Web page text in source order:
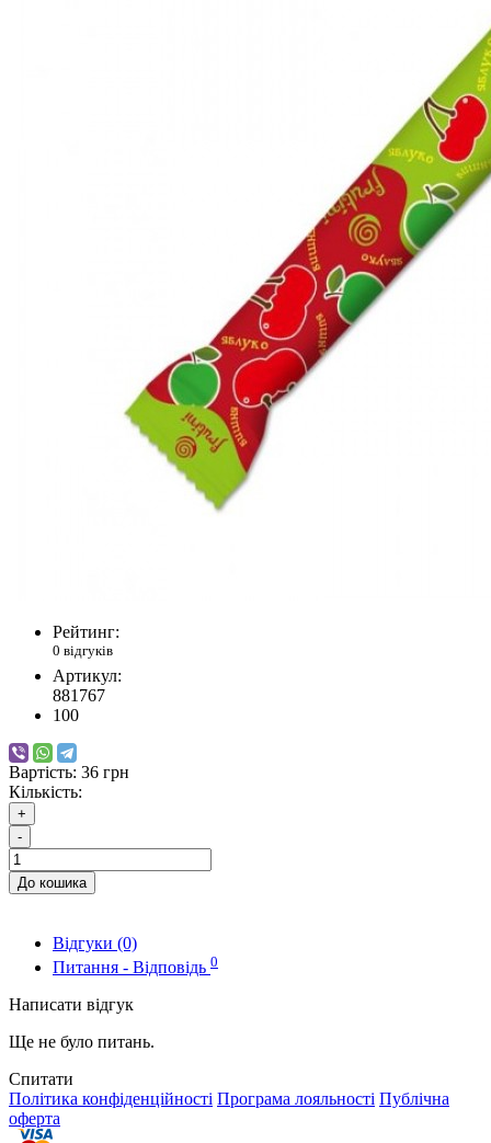
Рейтинг:
0 відгуків
Артикул:
881767
100
Вартість: 36 грн
Кількість:
+
-
До кошика
Відгуки (0)
Питання - Відповідь 0
Написати відгук
Ще не було питань.
Спитати
Політика конфіденційності Програма лояльності Публічна
оферта